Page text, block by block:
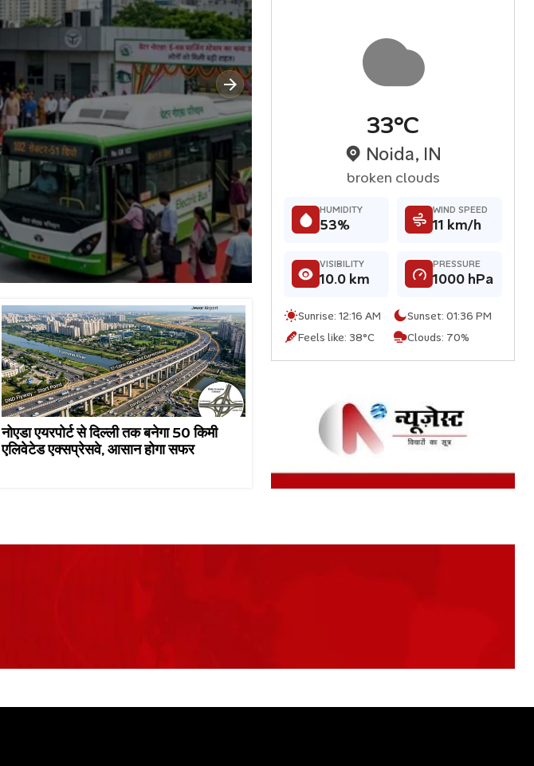
एक्सप्रेसवे, आसान होगा सफर
उत्तर प्रदेश के जेवर में बन रहे नोएडा इंटरनेशनल एयरपोर्ट...
Aug 07, 2026
नोएडा एयरपोर्ट से दिल्ली तक बनेगा 50 किमी
एलिवेटेड एक्सप्रेसवे, आसान होगा सफर
33°C
Noida, IN
broken clouds
HUMIDITY
53%
WIND SPEED
11 km/h
VISIBILITY
10.0 km
PRESSURE
1000 hPa
Sunrise: 12:16 AM Sunset: 01:36 PM
Feels like: 38°C Clouds: 70%